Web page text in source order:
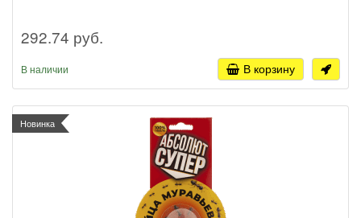
292.74 руб.
В наличии В корзину
Новинка